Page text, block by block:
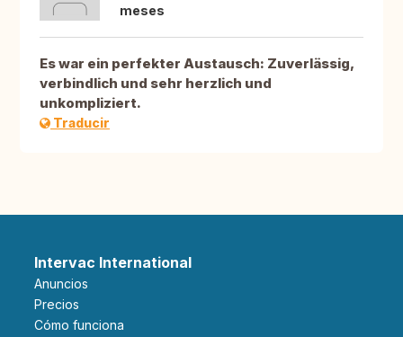
meses
Es war ein perfekter Austausch: Zuverlässig,
verbindlich und sehr herzlich und
unkompliziert.
Traducir
Intervac International
Anuncios
Precios
Cómo funciona